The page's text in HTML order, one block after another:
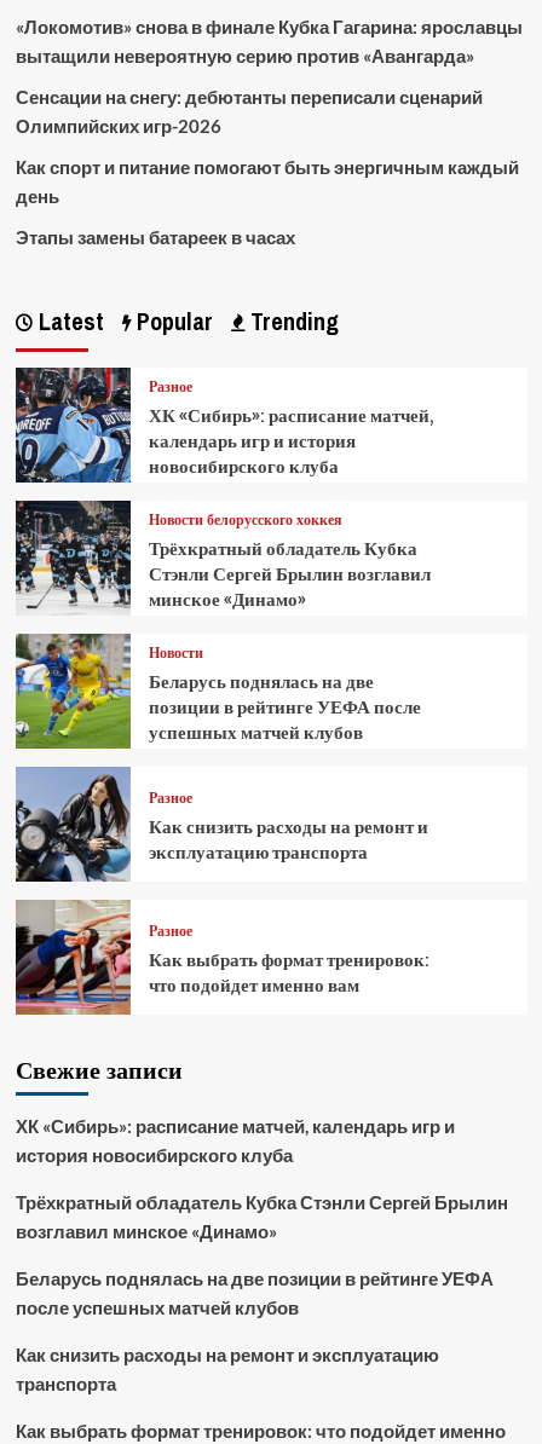
«Локомотив» снова в финале Кубка Гагарина: ярославцы
вытащили невероятную серию против «Авангарда»
Сенсации на снегу: дебютанты переписали сценарий
Олимпийских игр-2026
Как спорт и питание помогают быть энергичным каждый
день
Этапы замены батареек в часах
Latest Popular Trending
Разное
ХК «Сибирь»: расписание матчей,
календарь игр и история
новосибирского клуба
Новости белорусского хоккея
Трёхкратный обладатель Кубка
Стэнли Сергей Брылин возглавил
минское «Динамо»
Новости
Беларусь поднялась на две
позиции в рейтинге УЕФА после
успешных матчей клубов
Разное
Как снизить расходы на ремонт и
эксплуатацию транспорта
Разное
Как выбрать формат тренировок:
что подойдет именно вам
Свежие записи
ХК «Сибирь»: расписание матчей, календарь игр и
история новосибирского клуба
Трёхкратный обладатель Кубка Стэнли Сергей Брылин
возглавил минское «Динамо»
Беларусь поднялась на две позиции в рейтинге УЕФА
после успешных матчей клубов
Как снизить расходы на ремонт и эксплуатацию
транспорта
Как выбрать формат тренировок: что подойдет именно